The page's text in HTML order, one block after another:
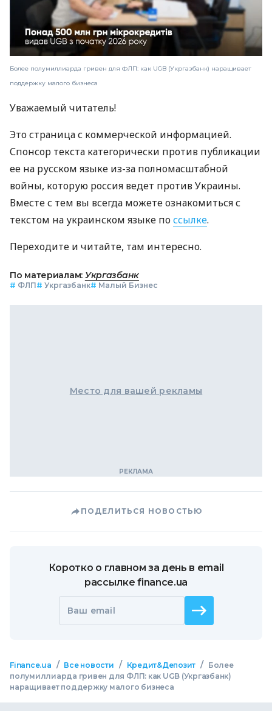
Более полумиллиарда гривен для ФЛП: как UGB (Укргазбанк) наращивает
поддержку малого бизнеса
Уважаемый читатель!
Это страница с коммерческой информацией.
Спонсор текста категорически против публикации
ее на русском языке из-за полномасштабной
войны, которую россия ведет против Украины.
Вместе с тем вы всегда можете ознакомиться с
текстом на украинском языке поссылке.
Переходите и читайте, там интересно.
По материалам: Укргазбанк
# ФЛП# Укргазбанк# Малый Бизнес
Место для вашей рекламы
ПОДЕЛИТЬСЯ НОВОСТЬЮ
Коротко о главном за день в email
рассылке finance.ua
Ваш email
Finance.ua / Все новости / Кредит&Депозит /
Более
полумиллиарда гривен для ФЛП: как UGB (Укргазбанк)
наращивает поддержку малого бизнеса